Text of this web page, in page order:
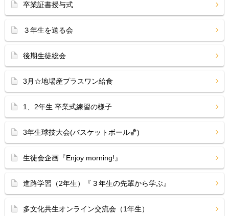
卒業証書授与式
３年生を送る会
後期生徒総会
3月☆地場産プラスワン給食
1、2年生 卒業式練習の様子
3年生球技大会(バスケットボール🏀)
生徒会企画『Enjoy morning!』
進路学習（2年生）『３年生の先輩から学ぶ』
多文化共生オンライン交流会（1年生）